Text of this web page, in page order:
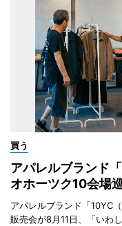
買う
アパレルブランド
オホーツク10会場
アパレルブランド「10YC
販売会が8月11日、「いわ